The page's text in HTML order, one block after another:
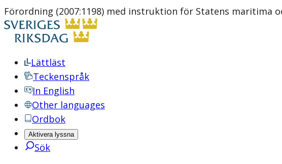
Förordning (2007:1198) med instruktion för Statens maritima
Lättläst
Teckenspråk
In English
Other languages
Ordbok
Aktivera lyssna
Sök